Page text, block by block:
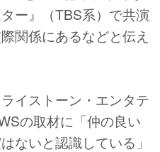
ー』（TBS系）で共演
関係にあるなどと伝え
イストーン・エンタテ
の取材に「仲の良い
ないと認識している」